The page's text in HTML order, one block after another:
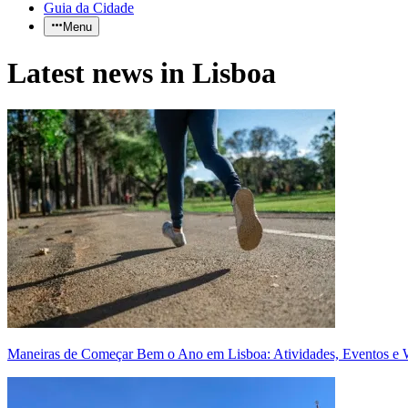
Guia da Cidade
Menu
Latest news in Lisboa
Maneiras de Começar Bem o Ano em Lisboa: Atividades, Eventos e